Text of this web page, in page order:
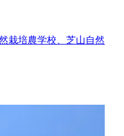
栽培農学校、芝山自然